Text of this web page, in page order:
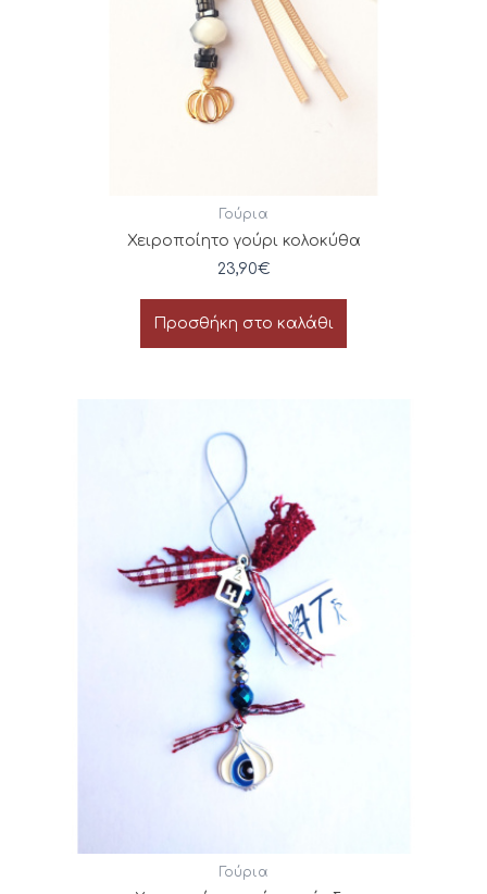
Γούρια
Χειροποίητο γούρι κολοκύθα
23,90€
Προσθήκη στο καλάθι
Γούρια